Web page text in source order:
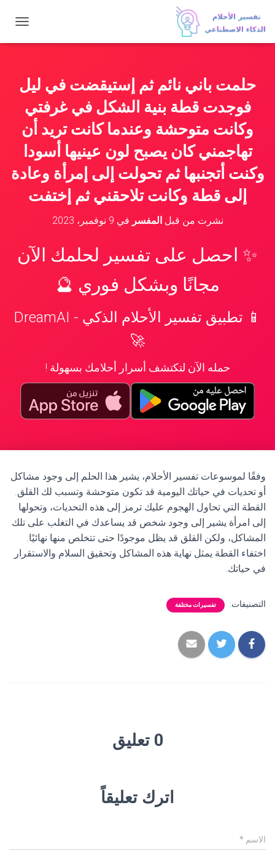
ب
ا
ق
حلمت باني نائم ثم إستيقضت في ليل
فوجدت قطة بنية الشكل في غرفتي
وكانت متوحشة وعندما كانت تريد أن
تهاجمني كان يصبح لون عينيها أسودا
وكنت أتجنبها ثم تحولت إلى إمرأة وعادة
إلى قطة وكانت تلاحقني ثم إختفت
نشرت من قبلالمفسر في 9 نوفمبر، 2023
✨ احصل على تفسير لحلمك الآن
مجانًا وبشكل فوري 🔮
📱 تطبيق تفسير الأحلام الذكي - DreamAI
🚀
حمله الآن لتكتشف أسرار أحلامك بسهولة !
وفقًا لموسوعات تفسير الأحلام، يشير هذا الحلم إلى وجود مشاكل
أو تحديات في حياتك اليومية قد تكون متوحشة وتسبب لك القلق.
القطة التي تحاول الهجوم عليك ترمز إلى هذه التحديات، وتحولها
إلى امرأة يشير إلى وجود شخص قد يساعدك في التغلب على تلك
المشاكل، ولكن القلق قد يظل موجودًا حتى تتخلص منها نهائيًا.
اختفاء القطة يمثل نهاية هذه المشاكل وتحقيق السلام والاستقرار
في حياتك.
التصنيفات: تفسيرات مختلفة
0 تعليق
اترك تعليقاً
الاسم *